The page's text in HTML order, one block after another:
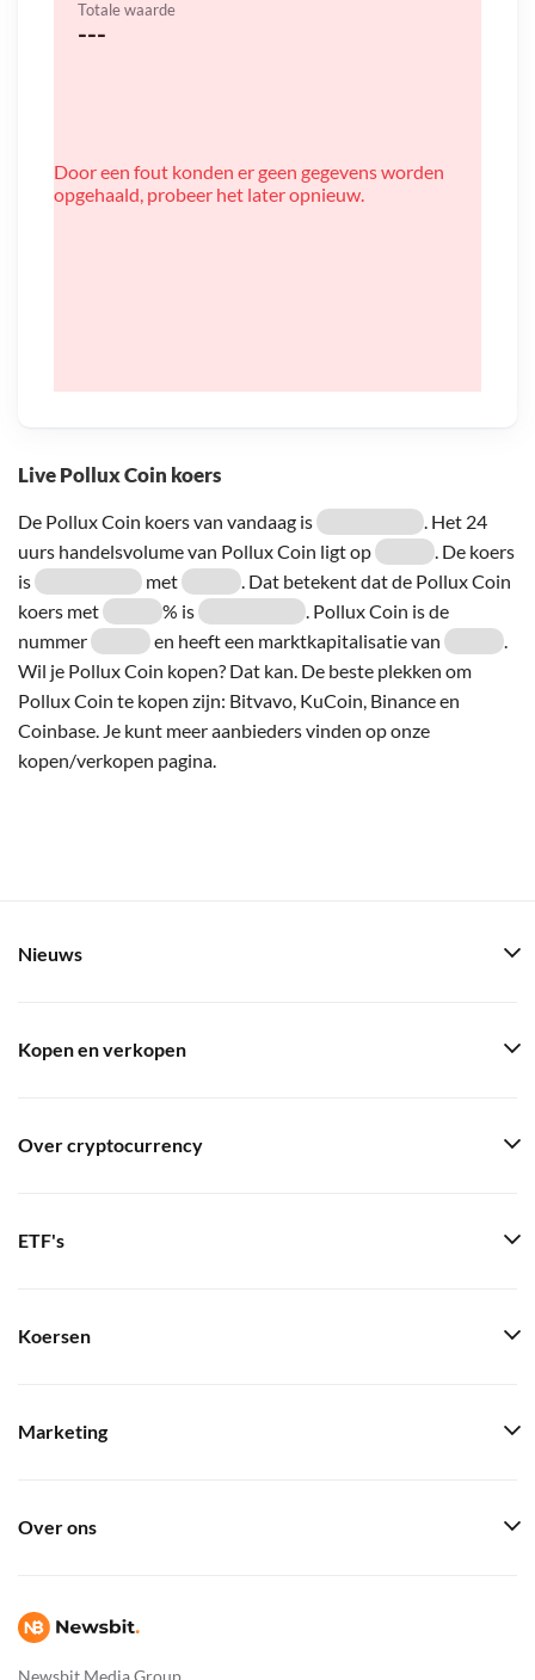
Live Pollux Coin koers
De Pollux Coin koers van vandaag is
. Het 24
uurs handelsvolume van Pollux Coin ligt op
. De koers
is
met
. Dat betekent dat de Pollux Coin
koers met
% is
. Pollux Coin is de
nummer
en heeft een marktkapitalisatie van
.
Wil je Pollux Coin kopen? Dat kan. De beste plekken om
Pollux Coin te kopen zijn: Bitvavo, KuCoin, Binance en
Coinbase. Je kunt meer aanbieders vinden op onze
kopen/verkopen pagina.
Totale waarde
---
Door een fout konden er geen gegevens worden
opgehaald, probeer het later opnieuw.
Newsbit Media Group
Nieuws
Kopen en verkopen
Over cryptocurrency
ETF's
Koersen
Marketing
Over ons